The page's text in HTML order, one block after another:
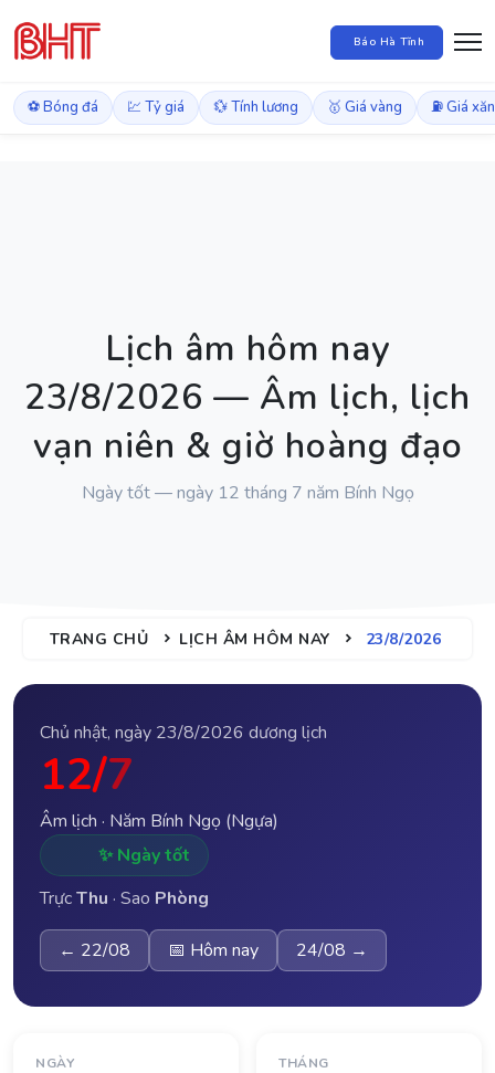
Báo Hà Tĩnh
⚽ Bóng đá 💹 Tỷ giá 💱 Tính lương 🥇 Giá vàng ⛽ Giá
Lịch âm hôm nay
23/8/2026 — Âm lịch, lịch
vạn niên & giờ hoàng đạo
Ngày tốt — ngày 12 tháng 7 năm Bính Ngọ
TRANG CHỦ LỊCH ÂM HÔM NAY 23/8/2026
Chủ nhật, ngày 23/8/2026 dương lịch
12/7
Âm lịch · Năm Bính Ngọ (Ngựa)
✨ Ngày tốt
TrựcThu · Sao Phòng
← 22/08 📅 Hôm nay 24/08 →
NGÀY THÁNG